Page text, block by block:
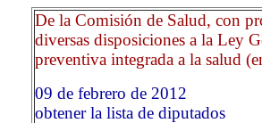
De la Comisión de Salud, con
diversas disposiciones a la Ley
preventiva integrada a la salud
09 de febrero de 2012
obtener la lista de diputados